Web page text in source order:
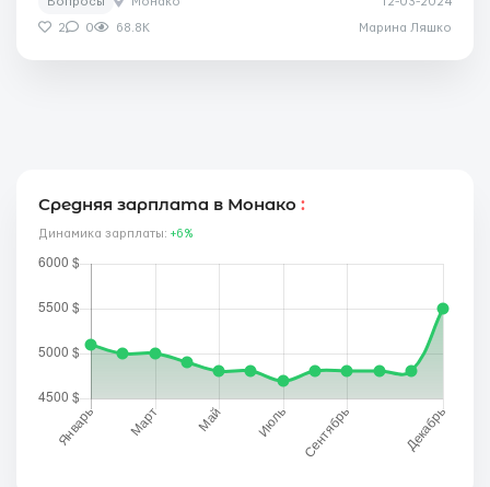
2 0 68.8K Марина Ляшко
Средняя зарплата в Монако :
Динамика зарплаты: +6%